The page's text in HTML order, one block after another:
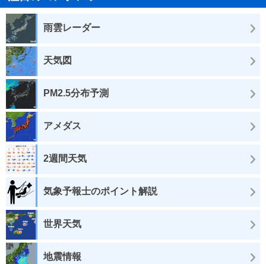
雨雲レーダー
天気図
PM2.5分布予測
アメダス
2週間天気
気象予報士のポイント解説
世界天気
地震情報